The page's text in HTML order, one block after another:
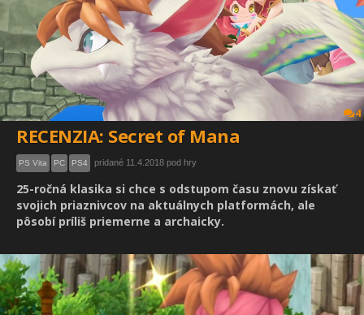
4
RECENZIA: Secret of Mana
PS Vita PC PS4 pridané 11.4.2018 pod hry
25-ročná klasika si chce s odstupom času znovu získať
svojich priaznivcov na aktuálnych platformách, ale
pôsobí príliš priemerne a archaicky.